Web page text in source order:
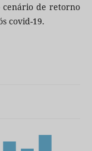
cenário de retorno
covid-19.